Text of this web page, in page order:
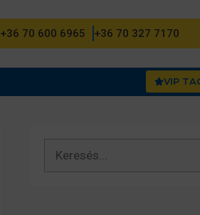
+36 70 600 6965 +36 70 327 7170
VIP